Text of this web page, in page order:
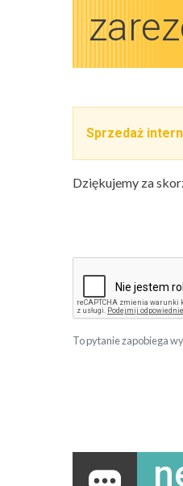
Sprzedaż
Dziękujemy za
To pytanie zapobiega